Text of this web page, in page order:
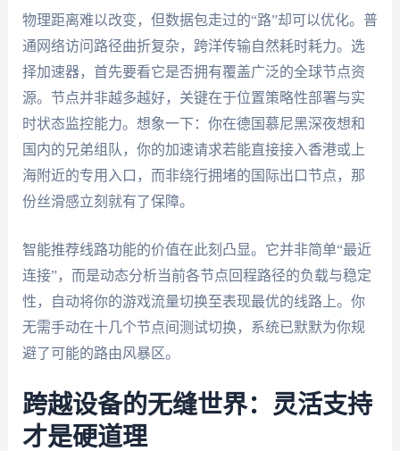
物理距离难以改变，但数据包走过的“路”却可以优化。普
通网络访问路径曲折复杂，跨洋传输自然耗时耗力。选
择加速器，首先要看它是否拥有覆盖广泛的全球节点资
源。节点并非越多越好，关键在于位置策略性部署与实
时状态监控能力。想象一下：你在德国慕尼黑深夜想和
国内的兄弟组队，你的加速请求若能直接接入香港或上
海附近的专用入口，而非绕行拥堵的国际出口节点，那
份丝滑感立刻就有了保障。
智能推荐线路功能的价值在此刻凸显。它并非简单“最近
连接”，而是动态分析当前各节点回程路径的负载与稳定
性，自动将你的游戏流量切换至表现最优的线路上。你
无需手动在十几个节点间测试切换，系统已默默为你规
避了可能的路由风暴区。
跨越设备的无缝世界：灵活支持
才是硬道理